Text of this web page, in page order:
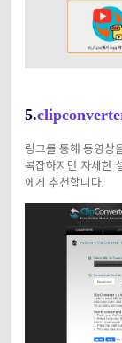
5.
링크를 통해 동영상
복잡하지만 자세한
에게 추천합니다.